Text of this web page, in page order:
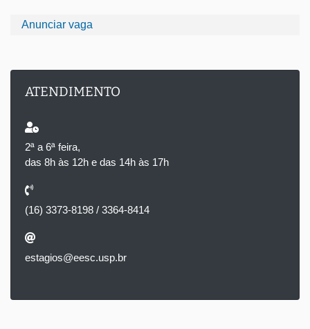
Anunciar vaga
ATENDIMENTO
2ª a 6ª feira,
das 8h às 12h e das 14h às 17h
(16) 3373-8198 / 3364-8414
estagios@eesc.usp.br